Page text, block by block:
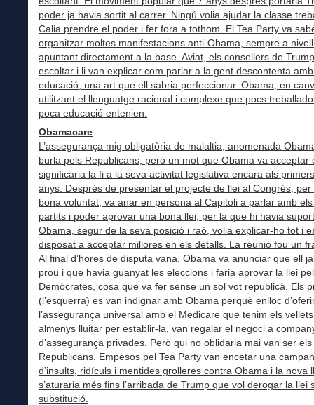
poder ja havia sortit al carrer. Ningú volia ajudar la classe
Calia prendre el poder i fer fora a tothom. El Tea Party va
organitzar moltes manifestacions anti-Obama, sempre a
apuntant directament a la base. Aviat, els consellers de
escoltar i li van explicar com parlar a la gent descontenta
educació, una art que ell sabria perfeccionar. Obama, en
utilitzant el llenguatge racional i complexe que pocs
poca educació entenien.
Obamacare
L’assegurança mig obligatòria de malaltia, anomenada
burla pels Republicans, però un mot que Obama va acceptar
significaria la fi a la seva activitat legislativa encara als
anys. Després de presentar el projecte de llei al Congrés, per
bona voluntat, va anar en persona al Capitoli a parlar amb
partits i poder aprovar una bona llei, per la que hi havia
Obama, segur de la seva posició i raó, volia explicar-ho tot i
disposat a acceptar millores en els detalls. La reunió fou un
Al final d’hores de disputa vana, Obama va anunciar que ell
prou i que havia guanyat les eleccions i faria aprovar la llei
Demòcrates, cosa que va fer sense un sol vot republicà. Els
(l’esquerra) es van indignar amb Obama perquè enlloc
l’assegurança universal amb el Medicare que tenim els
almenys lluitar per establir-la, van regalar el negoci a
d’assegurança privades. Però qui no oblidaria mai van ser els
Republicans. Empesos pel Tea Party van encetar una
d’insults, ridículs i mentides grolleres contra Obama i la nova
s’aturaria més fins l’arribada de Trump que vol derogar la llei
substitució.